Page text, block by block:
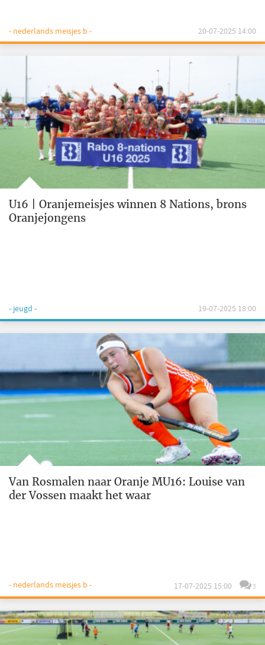
- nederlands meisjes b - 20-07-2025 14:00
U16 | Oranjemeisjes winnen 8 Nations, brons
Oranjejongens
- jeugd - 19-07-2025 18:00
Van Rosmalen naar Oranje MU16: Louise van
der Vossen maakt het waar
- nederlands meisjes b - 17-07-2025 15:00 3